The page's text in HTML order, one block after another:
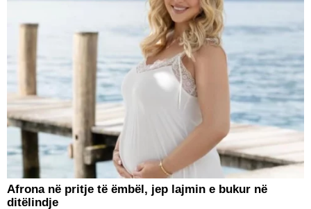
Afrona në pritje të ëmbël, jep lajmin e bukur në
ditëlindje